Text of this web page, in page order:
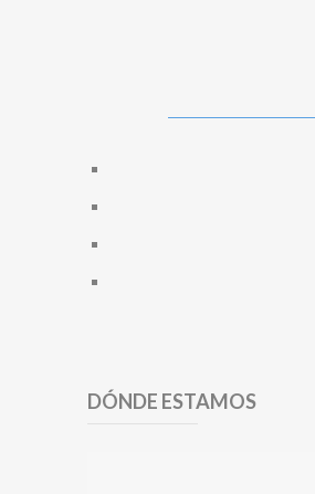
DÓNDE ESTAMOS